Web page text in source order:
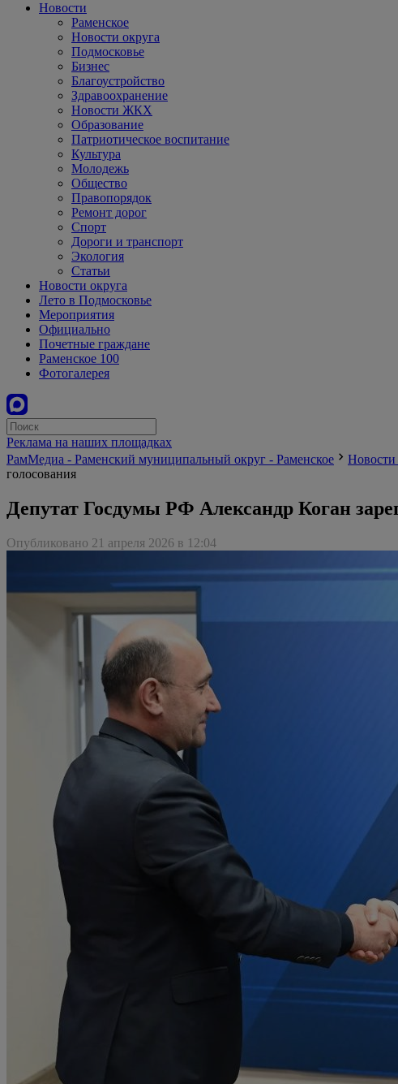
Новости
Раменское
Новости округа
Подмосковье
Бизнес
Благоустройство
Здравоохранение
Новости ЖКХ
Образование
Патриотическое воспитание
Культура
Молодежь
Общество
Правопорядок
Ремонт дорог
Спорт
Дороги и транспорт
Экология
Статьи
Новости округа
Лето в Подмосковье
Мероприятия
Официально
Почетные граждане
Раменское 100
Фотогалерея
Реклама на наших площадках
РамМедиа - Раменский муниципальный округ - Раменское
голосования
Депутат Госдумы РФ Александр Коган
Опубликовано 21 апреля 2026 в 12:04